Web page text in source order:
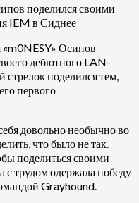
поделился своими
IEM в Сиднее
«m0NESY» Осипов
дебютного LAN-
поделился тем,
первого
довольно необычно во
что было не так.
поделиться своими
с трудом одержала победу
Grayhound.